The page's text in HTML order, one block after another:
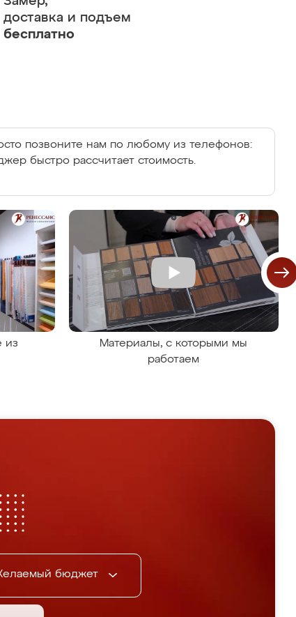
доставка и подъем
бесплатно
позвоните нам по любому из телефонов:
быстро рассчитает стоимость.
из
Материалы, с которыми мы
работаем
бюджет